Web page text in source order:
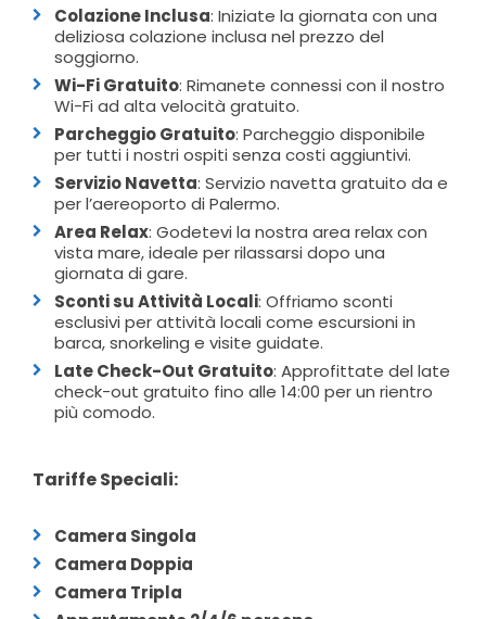
Colazione Inclusa: Iniziate la giornata con una
deliziosa colazione inclusa nel prezzo del
soggiorno.
Wi-Fi Gratuito: Rimanete connessi con il nostro
Wi-Fi ad alta velocità gratuito.
Parcheggio Gratuito: Parcheggio disponibile
per tutti i nostri ospiti senza costi aggiuntivi.
Servizio Navetta: Servizio navetta gratuito da e
per l’aereoporto di Palermo.
Area Relax: Godetevi la nostra area relax con
vista mare, ideale per rilassarsi dopo una
giornata di gare.
Sconti su Attività Locali: Offriamo sconti
esclusivi per attività locali come escursioni in
barca, snorkeling e visite guidate.
Late Check-Out Gratuito: Approfittate del late
check-out gratuito fino alle 14:00 per un rientro
più comodo.
Tariffe Speciali:
Camera Singola
Camera Doppia
Camera Tripla